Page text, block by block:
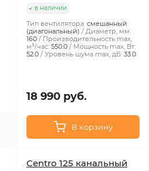
в наличии
Тип вентилятора: смешанный
(диагональный)
Диаметр, мм:
160
Производительность max,
м³/час: 550.0
Мощность max, Вт:
52.0
Уровень шума max, дБ: 33.0
18 990 руб.
В корзину
Centro 125 канальный